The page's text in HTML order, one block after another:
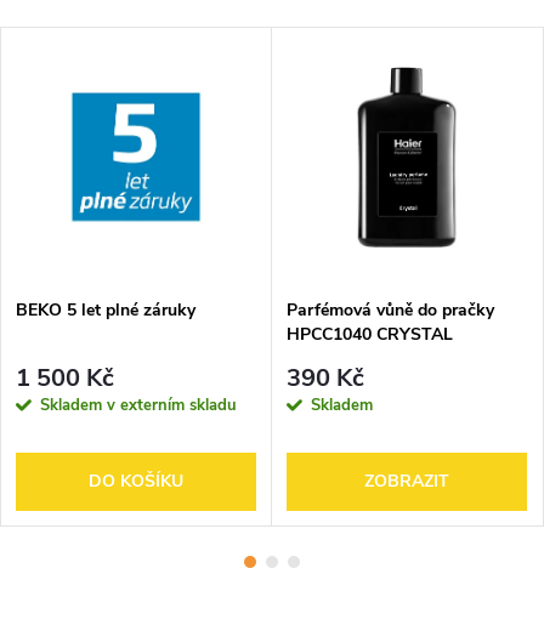
BEKO 5 let plné záruky
1 500 Kč
Skladem v externím skladu
DO KOŠÍKU
Parfémová vůně do pračky
HPCC1040 CRYSTAL
390 Kč
Skladem
ZOBRAZIT